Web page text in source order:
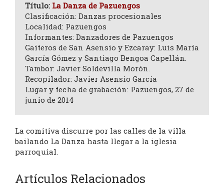
Título: La Danza de Pazuengos
Clasificación: Danzas procesionales
Localidad: Pazuengos
Informantes: Danzadores de Pazuengos
Gaiteros de San Asensio y Ezcaray: Luis María
García Gómez y Santiago Bengoa Capellán.
Tambor: Javier Soldevilla Morón.
Recopilador: Javier Asensio García
Lugar y fecha de grabación: Pazuengos, 27 de
junio de 2014
La comitiva discurre por las calles de la villa
bailando La Danza hasta llegar a la iglesia
parroquial.
Artículos Relacionados